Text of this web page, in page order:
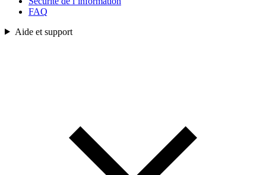
FAQ
Aide et support